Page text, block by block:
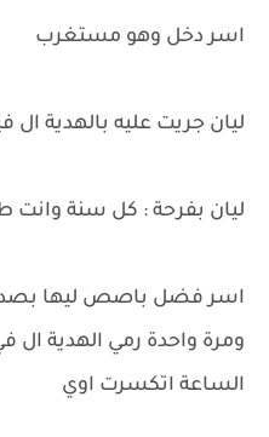
اسر دخل وهو مستغرب
ليان جريت عليه بالهدية ال
ليان بفرحة : كل سنة وانت
اسر فضل باصص ليها
ومرة واحدة رمي الهدية ال
الساعة اتكسرت اوي